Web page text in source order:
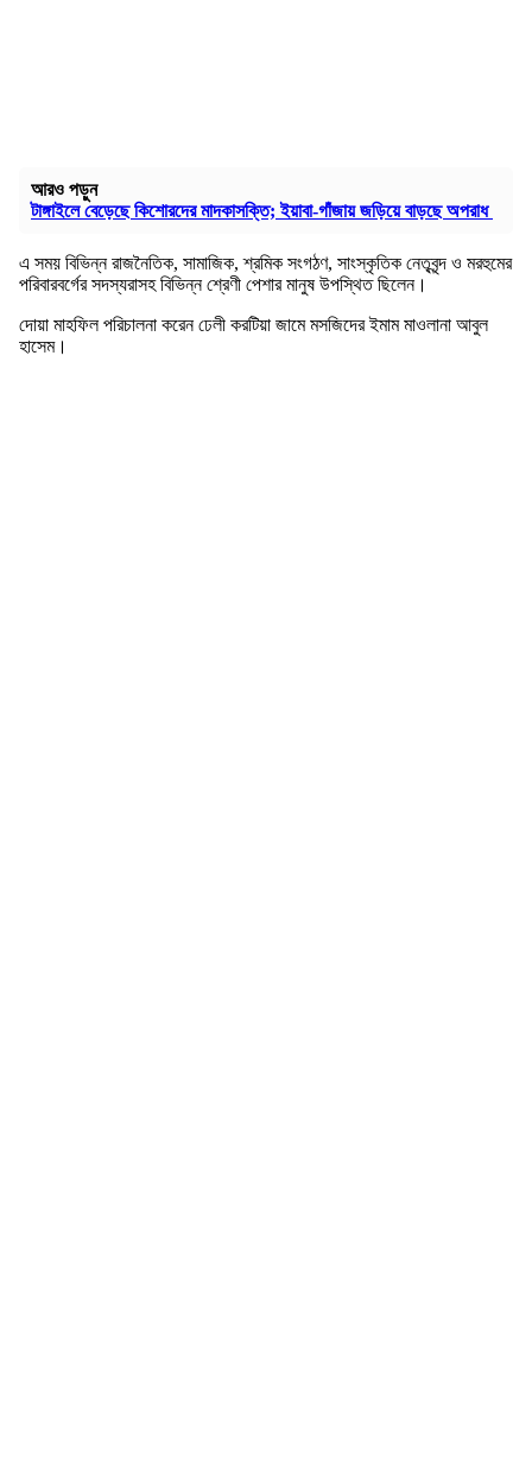
আরও পড়ুন
টাঙ্গাইলে বেড়েছে কিশোরদের মাদকাসক্তি; ইয়াবা-গাঁজায় জড়িয়ে বাড়ছে অপরাধ
এ সময় বিভিন্ন রাজনৈতিক, সামাজিক, শ্রমিক সংগঠণ, সাংস্কৃতিক নেতৃবৃন্দ ও মরহুমের
পরিবারবর্গের সদস্যরাসহ বিভিন্ন শ্রেণী পেশার মানুষ উপস্থিত ছিলেন।
দোয়া মাহফিল পরিচালনা করেন ঢেলী করটিয়া জামে মসজিদের ইমাম মাওলানা আবুল
হাসেম।